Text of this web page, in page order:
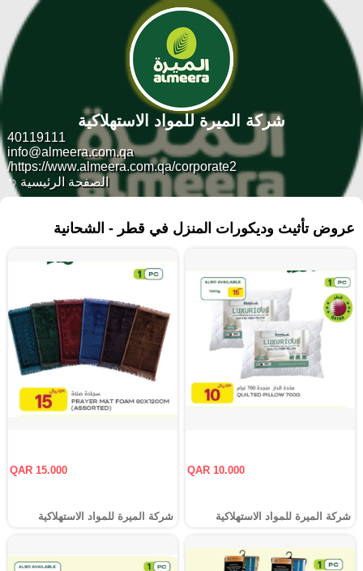
الصفحة الرئيسية
40119111
info@almeera.com.qa
https://www.almeera.com.qa/corporate2/
شركة الميرة للمواد الاستهلاكية
عروض تأثيث وديكورات المنزل في قطر - الشحانية
QAR 10.000
شركة الميرة للمواد الاستهلاكية
QAR 15.000
شركة الميرة للمواد الاستهلاكية